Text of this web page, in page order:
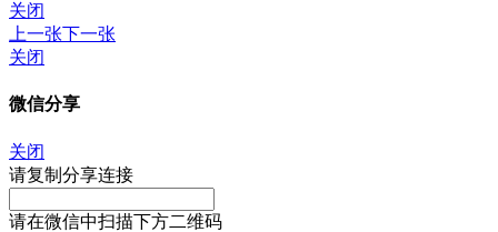
关闭
上一张下一张
关闭
微信分享
关闭
请复制分享连接
请在微信中扫描下方二维码